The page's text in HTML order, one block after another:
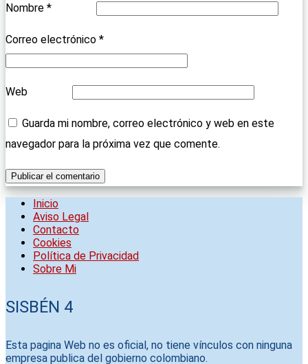
Nombre *
Correo electrónico *
Web
Guarda mi nombre, correo electrónico y web en este
navegador para la próxima vez que comente.
Inicio
Aviso Legal
Contacto
Cookies
Política de Privacidad
Sobre Mi
SISBÉN 4
Esta pagina Web no es oficial, no tiene vínculos con ninguna
empresa publica del gobierno colombiano.